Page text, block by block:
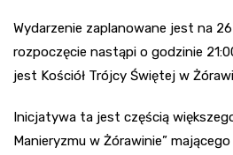
Wydarzenie zaplanowane jest na
rozpoczęcie nastąpi o godzinie
jest Kościół Trójcy Świętej w
Inicjatywa ta jest częścią
Manieryzmu w Żórawinie”